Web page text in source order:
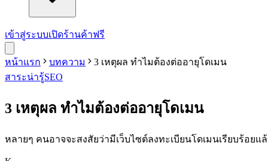
เข้าสู่ระบบเปิดร้านค้าฟรี
หน้าแรก บทความ
3 เหตุผล ทำไมต้องต่ออายุโดเมน
สาระน่ารู้SEO
3 เหตุผล ทำไมต้องต่ออายุโดเมน
หลายๆ คนอาจจะสงสัยว่ามีเว็บไซต์ลงทะเบียนโดเมนเรียบร้อย